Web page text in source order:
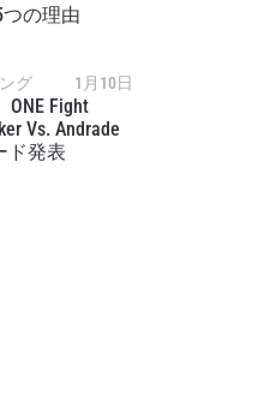
の理由
グ 1月10日
ONE Fight
Vs. Andrade
ド発表